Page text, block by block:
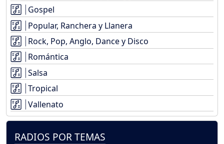
Gospel
Popular, Ranchera y Llanera
Rock, Pop, Anglo, Dance y Disco
Romántica
Salsa
Tropical
Vallenato
RADIOS POR TEMAS